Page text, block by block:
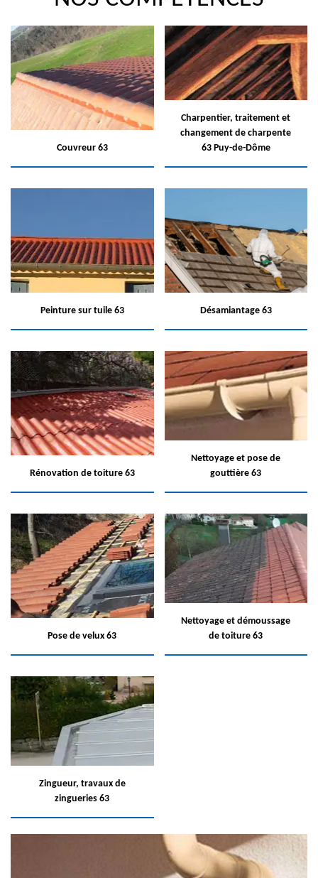
Couvreur 63
Charpentier, traitement et
changement de charpente
63 Puy-de-Dôme
Peinture sur tuile 63 Désamiantage 63
Rénovation de toiture 63
Nettoyage et pose de
gouttière 63
Pose de velux 63
Nettoyage et démoussage
de toiture 63
Zingueur, travaux de
zingueries 63